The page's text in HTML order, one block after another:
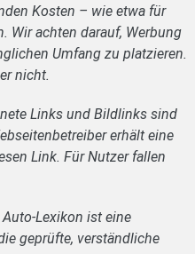
Kosten – wie etwa für
Wir achten darauf, Werbung
Umfang zu platzieren.
nicht.
Links und Bildlinks sind
erhält eine
Link. Für Nutzer fallen
Auto-Lexikon ist eine
geprüfte, verständliche